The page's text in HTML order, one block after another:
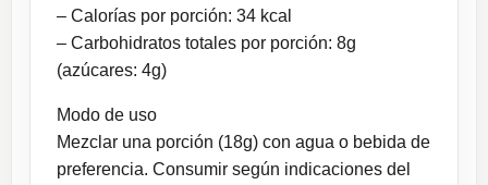
– Calorías por porción: 34 kcal
– Carbohidratos totales por porción: 8g
(azúcares: 4g)
Modo de uso
Mezclar una porción (18g) con agua o bebida de
preferencia. Consumir según indicaciones del